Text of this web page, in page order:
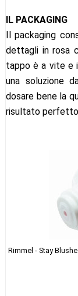
IL PACKAGING
Il packaging
dettagli in rosa
tappo è a vite e
una soluzione
dosare bene la
risultato
Rimmel - Stay